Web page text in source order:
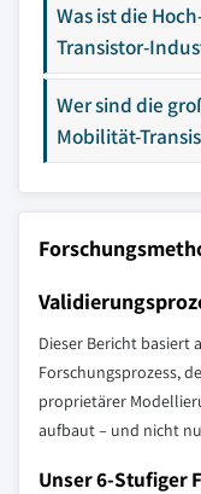
Was ist die
Transistor-
Wer sind die
Mobilität-
Dieser Bericht
Forschungsprozess,
proprietärer
aufbaut – und nicht
Unser 6-Stufiger